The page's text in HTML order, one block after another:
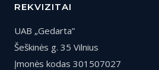
REKVIZITAI
UAB „Gedarta”
Šeškinės g. 35 Vilnius
Įmonės kodas 301507027